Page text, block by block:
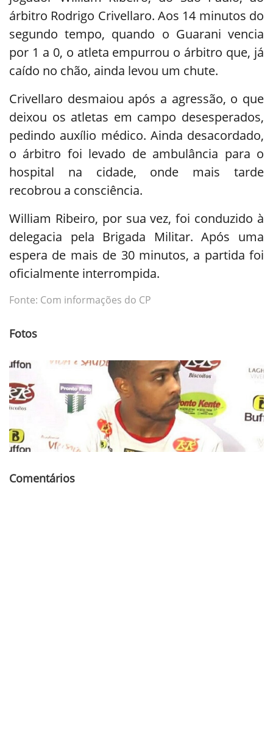
árbitro Rodrigo Crivellaro. Aos 14 minutos do
segundo tempo, quando o Guarani vencia
por 1 a 0, o atleta empurrou o árbitro que, já
caído no chão, ainda levou um chute.
Crivellaro desmaiou após a agressão, o que
deixou os atletas em campo desesperados,
pedindo auxílio médico. Ainda desacordado,
o árbitro foi levado de ambulância para o
hospital na cidade, onde mais tarde
recobrou a consciência.
William Ribeiro, por sua vez, foi conduzido à
delegacia pela Brigada Militar. Após uma
espera de mais de 30 minutos, a partida foi
oficialmente interrompida.
Fonte: Com informações do CP
Fotos
Comentários